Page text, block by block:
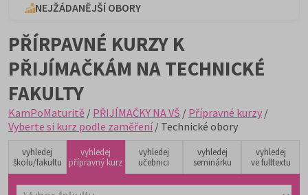
NEJŽÁDANĚJŠÍ OBORY
PŘÍRPAVNÉ KURZY K
PŘIJÍMAČKÁM NA TECHNICKÉ
FAKULTY
KamPoMaturitě / PŘIJÍMAČKY NA VŠ / Přípravné kurzy /
Vyberte si kurz podle zaměření/ Technické obory
vyhledej
školu/fakultu
vyhledej
přípravný kurz
vyhledej
učebnici
vyhledej
seminárku
vyhledej
ve fulltextu